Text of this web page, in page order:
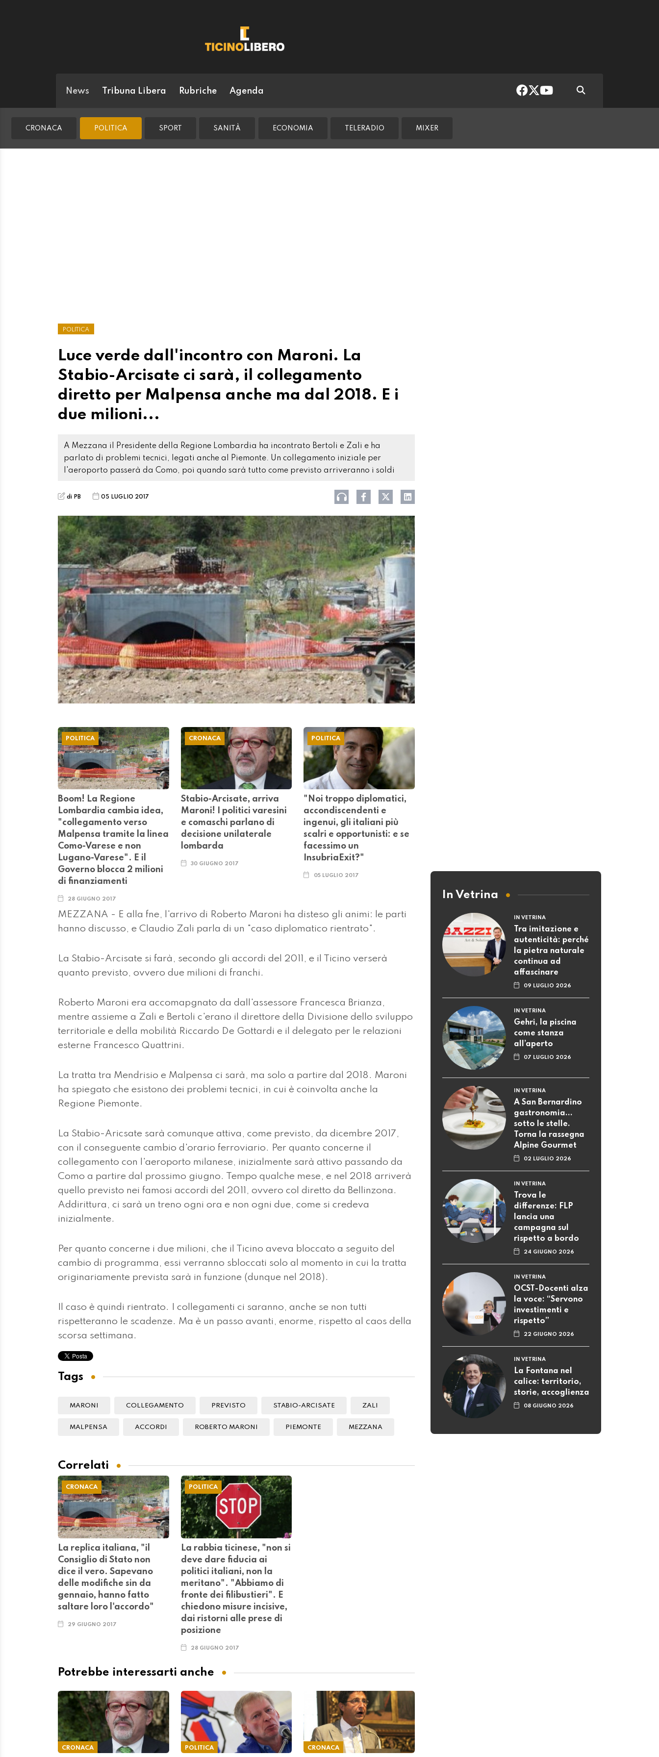
News Tribuna Libera Rubriche Agenda
CRONACA POLITICA SPORT SANITÀ ECONOMIA TELERADIO MIXER
POLITICA
Luce verde dall'incontro con Maroni. La
Stabio-Arcisate ci sarà, il collegamento
diretto per Malpensa anche ma dal 2018. E i
due milioni...
A Mezzana il Presidente della Regione Lombardia ha incontrato Bertoli e Zali e ha
parlato di problemi tecnici, legati anche al Piemonte. Un collegamento iniziale per
l'aeroporto passerà da Como, poi quando sarà tutto come previsto arriveranno i soldi
di PB 05 LUGLIO 2017
POLITICA
Boom! La Regione
Lombardia cambia idea,
"collegamento verso
Malpensa tramite la linea
Como-Varese e non
Lugano-Varese". E il
Governo blocca 2 milioni
di finanziamenti
28 GIUGNO 2017
CRONACA
Stabio-Arcisate, arriva
Maroni! I politici varesini
e comaschi parlano di
decisione unilaterale
lombarda
30 GIUGNO 2017
POLITICA
"Noi troppo diplomatici,
accondiscendenti e
ingenui, gli italiani più
scalri e opportunisti: e se
facessimo un
InsubriaExit?"
05 LUGLIO 2017
MEZZANA - E alla fne, l'arrivo di Roberto Maroni ha disteso gli animi: le parti
hanno discusso, e Claudio Zali parla di un "caso diplomatico rientrato".
La Stabio-Arcisate si farà, secondo gli accordi del 2011, e il Ticino verserà
quanto previsto, ovvero due milioni di franchi.
Roberto Maroni era accomapgnato da dall'assessore Francesca Brianza,
mentre assieme a Zali e Bertoli c'erano il direttore della Divisione dello sviluppo
territoriale e della mobilità Riccardo De Gottardi e il delegato per le relazioni
esterne Francesco Quattrini.
La tratta tra Mendrisio e Malpensa ci sarà, ma solo a partire dal 2018. Maroni
ha spiegato che esistono dei problemi tecnici, in cui è coinvolta anche la
Regione Piemonte.
La Stabio-Aricsate sarà comunque attiva, come previsto, da dicembre 2017,
con il conseguente cambio d'orario ferroviario. Per quanto concerne il
collegamento con l'aeroporto milanese, inizialmente sarà attivo passando da
Como a partire dal prossimo giugno. Tempo qualche mese, e nel 2018 arriverà
quello previsto nei famosi accordi del 2011, ovvero col diretto da Bellinzona.
Addirittura, ci sarà un treno ogni ora e non ogni due, come si credeva
inizialmente.
Per quanto concerne i due milioni, che il Ticino aveva bloccato a seguito del
cambio di programma, essi verranno sbloccati solo al momento in cui la tratta
originariamente prevista sarà in funzione (dunque nel 2018).
Il caso è quindi rientrato. I collegamenti ci saranno, anche se non tutti
rispetteranno le scadenze. Ma è un passo avanti, enorme, rispetto al caos della
scorsa settimana.
Tags
MARONI COLLEGAMENTO PREVISTO STABIO-ARCISATE ZALI
MALPENSA ACCORDI ROBERTO MARONI PIEMONTE MEZZANA
Correlati
CRONACA
La replica italiana, "il
Consiglio di Stato non
dice il vero. Sapevano
delle modifiche sin da
gennaio, hanno fatto
saltare loro l'accordo"
29 GIUGNO 2017
POLITICA
La rabbia ticinese, "non si
deve dare fiducia ai
politici italiani, non la
meritano". "Abbiamo di
fronte dei filibustieri". E
chiedono misure incisive,
dai ristorni alle prese di
posizione
28 GIUGNO 2017
Potrebbe interessarti anche
CRONACA POLITICA CRONACA
In Vetrina
IN VETRINA
Tra imitazione e
autenticità: perché
la pietra naturale
continua ad
affascinare
09 LUGLIO 2026
IN VETRINA
Gehri, la piscina
come stanza
all’aperto
07 LUGLIO 2026
IN VETRINA
A San Bernardino
gastronomia...
sotto le stelle.
Torna la rassegna
Alpine Gourmet
02 LUGLIO 2026
IN VETRINA
Trova le
differenze: FLP
lancia una
campagna sul
rispetto a bordo
24 GIUGNO 2026
IN VETRINA
OCST-Docenti alza
la voce: “Servono
investimenti e
rispetto”
22 GIUGNO 2026
IN VETRINA
La Fontana nel
calice: territorio,
storie, accoglienza
08 GIUGNO 2026